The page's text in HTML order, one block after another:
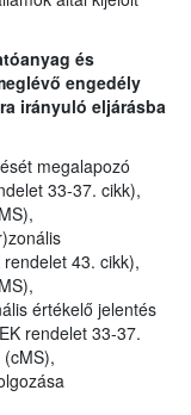
és
engedély
irányuló eljárásba
megalapozó
33-37. cikk),
43. cikk),
értékelő jelentés
rendelet 33-37.